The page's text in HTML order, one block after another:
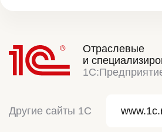
Отраслевые
и
Другие сайты 1С